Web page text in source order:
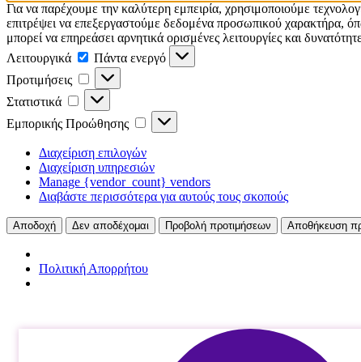
Για να παρέχουμε την καλύτερη εμπειρία, χρησιμοποιούμε
επιτρέψει να επεξεργαστούμε δεδομένα προσωπικού χαρακτήρα,
μπορεί να επηρεάσει αρνητικά ορισμένες λειτουργίες και
Λειτουργικά
Λειτουργικά
Πάντα ενεργό
Προτιμήσεις
Προτιμήσεις
Στατιστικά Στατιστικά
Εμπορικής Προώθησης
Εμπορικής
Προώθησης
Διαχείριση επιλογών
Διαχείριση υπηρεσιών
Manage {vendor_count} vendors
Διαβάστε περισσότερα για αυτούς τους σκοπούς
Αποδοχή Δεν αποδέχομαι Προβολή προτιμήσεων Αποθήκευση
Πολιτική Απορρήτου